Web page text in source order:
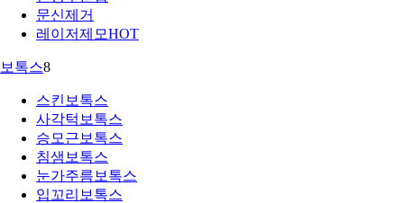
문신제거
레이저제모HOT
보톡스8
스킨보톡스
사각턱보톡스
승모근보톡스
침샘보톡스
눈가주름보톡스
입꼬리보톡스